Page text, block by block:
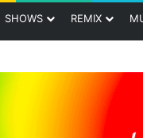
SHOWS REMIX